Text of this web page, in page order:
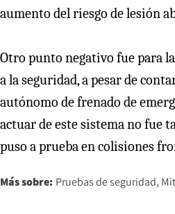
aumento del riesgo de lesión
Otro punto negativo fue para
a la seguridad, a pesar de
autónomo de frenado de
actuar de este sistema no fue
puso a prueba en colisiones
Más sobre: Pruebas de seguridad